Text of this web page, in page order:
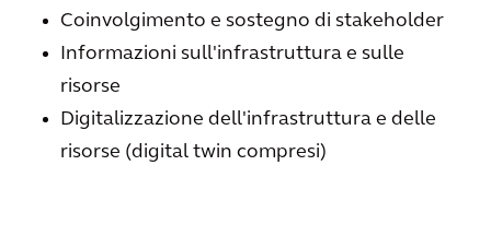
Coinvolgimento e sostegno di stakeholder
Informazioni sull'infrastruttura e sulle
risorse
Digitalizzazione dell'infrastruttura e delle
risorse (digital twin compresi)